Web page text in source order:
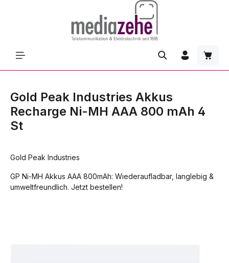
Gold Peak Industries Akkus
Recharge Ni-MH AAA 800 mAh 4
St
Gold Peak Industries
GP Ni-MH Akkus AAA 800mAh: Wiederaufladbar, langlebig &
umweltfreundlich. Jetzt bestellen!